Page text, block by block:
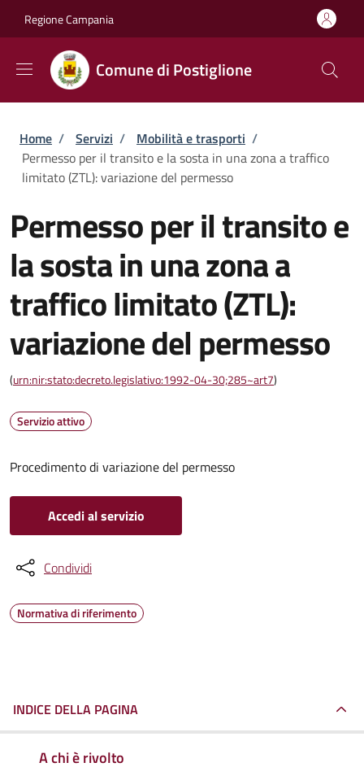
Regione Campania
Comune di Postiglione
Briciole di pane
Home / Servizi / Mobilità e trasporti /
Permesso per il transito e la sosta in una zona a traffico
limitato (ZTL): variazione del permesso
Permesso per il transito e
la sosta in una zona a
traffico limitato (ZTL):
variazione del permesso
(urn:nir:stato:decreto.legislativo:1992-04-30;285~art7)
Servizio attivo
Procedimento di variazione del permesso
Accedi al servizio
Condividi
Normativa di riferimento
INDICE DELLA PAGINA
A chi è rivolto